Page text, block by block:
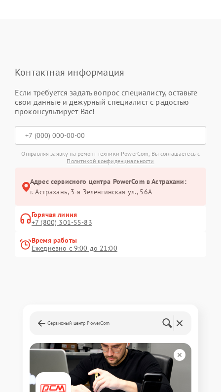
Контактная информация
Если требуется задать вопрос специалисту, оставьте
свои данные и дежурный специалист с радостью
проконсультирует Вас!
Отправляя заявку на ремонт техники PowerCom, Вы соглашаетесь с
Политикой конфиденциальности
Адрес сервисного центра PowerCom в Астрахани:
г. Астрахань, 3-я Зеленгинская ул., 56А
Горячая линия
+7 (800) 301-55-83
Время работы
Ежедневно с 9:00 до 21:00
Сервисный центр PowerCom